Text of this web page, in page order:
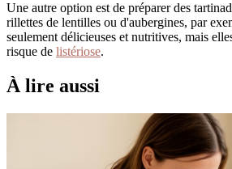
Une autre option est de préparer des
rillettes de lentilles ou d'aubergines, par
seulement délicieuses et nutritives, mais
risque de listériose.
À lire aussi